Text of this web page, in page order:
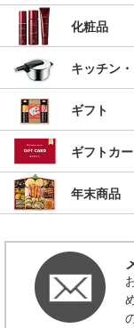
化粧品
キッチン
ギフト
ギフトカ
年末商品